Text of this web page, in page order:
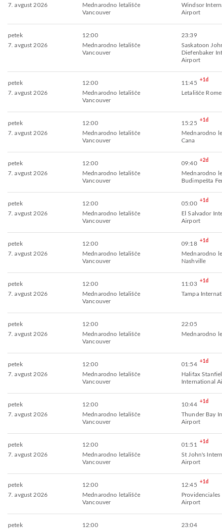
7. avgust 2026
Mednarodno letališče
Vancouver
Windsor
Airport
petek
7. avgust 2026
12:00
Mednarodno letališče
Vancouver
23:39
Saskatoon
Diefenbaker
Airport
petek
7. avgust 2026
12:00
Mednarodno letališče
Vancouver
11:45 +1d
Letališče
petek
7. avgust 2026
12:00
Mednarodno letališče
Vancouver
15:25 +1d
Mednarodno
Cana
petek
7. avgust 2026
12:00
Mednarodno letališče
Vancouver
09:40 +2d
Mednarodno
Budimpešta
petek
7. avgust 2026
12:00
Mednarodno letališče
Vancouver
05:00 +1d
El Salvador
Airport
petek
7. avgust 2026
12:00
Mednarodno letališče
Vancouver
09:18 +1d
Mednarodno
Nashville
petek
7. avgust 2026
12:00
Mednarodno letališče
Vancouver
11:03 +1d
Tampa
petek
7. avgust 2026
12:00
Mednarodno letališče
Vancouver
22:05
Mednarodno
petek
7. avgust 2026
12:00
Mednarodno letališče
Vancouver
01:54 +1d
Halifax
International
petek
7. avgust 2026
12:00
Mednarodno letališče
Vancouver
10:44 +1d
Thunder Bay
Airport
petek
7. avgust 2026
12:00
Mednarodno letališče
Vancouver
01:51 +1d
St John's
Airport
petek
7. avgust 2026
12:00
Mednarodno letališče
Vancouver
12:45 +1d
Airport
petek
12:00
23:04